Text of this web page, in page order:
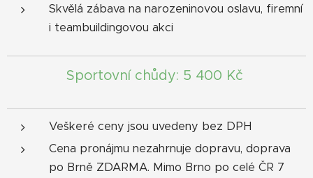
Skvělá zábava na narozeninovou oslavu, firemní
i teambuildingovou akci
Sportovní chůdy: 5 400 Kč
Veškeré ceny jsou uvedeny bez DPH
Cena pronájmu nezahrnuje dopravu, doprava
po Brně ZDARMA. Mimo Brno po celé ČR 7